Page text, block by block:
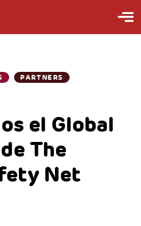
PARTNERS
el Global
The
Net